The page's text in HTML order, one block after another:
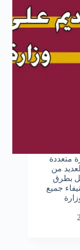
متعددة
من
بطرق
جميع